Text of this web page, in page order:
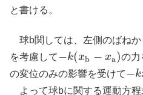
と書ける。
球b関しては、左側のばね
を考慮して−k(xb − xa)
−k(x b−x a)
の力
の変位のみの影響を受けて−k
−kx
よって球bに関する運動方程